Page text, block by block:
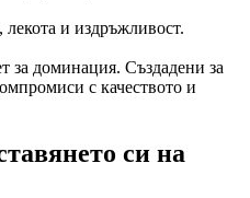
и издръжливост.
за доминация. Създадени за
с качеството и
си на